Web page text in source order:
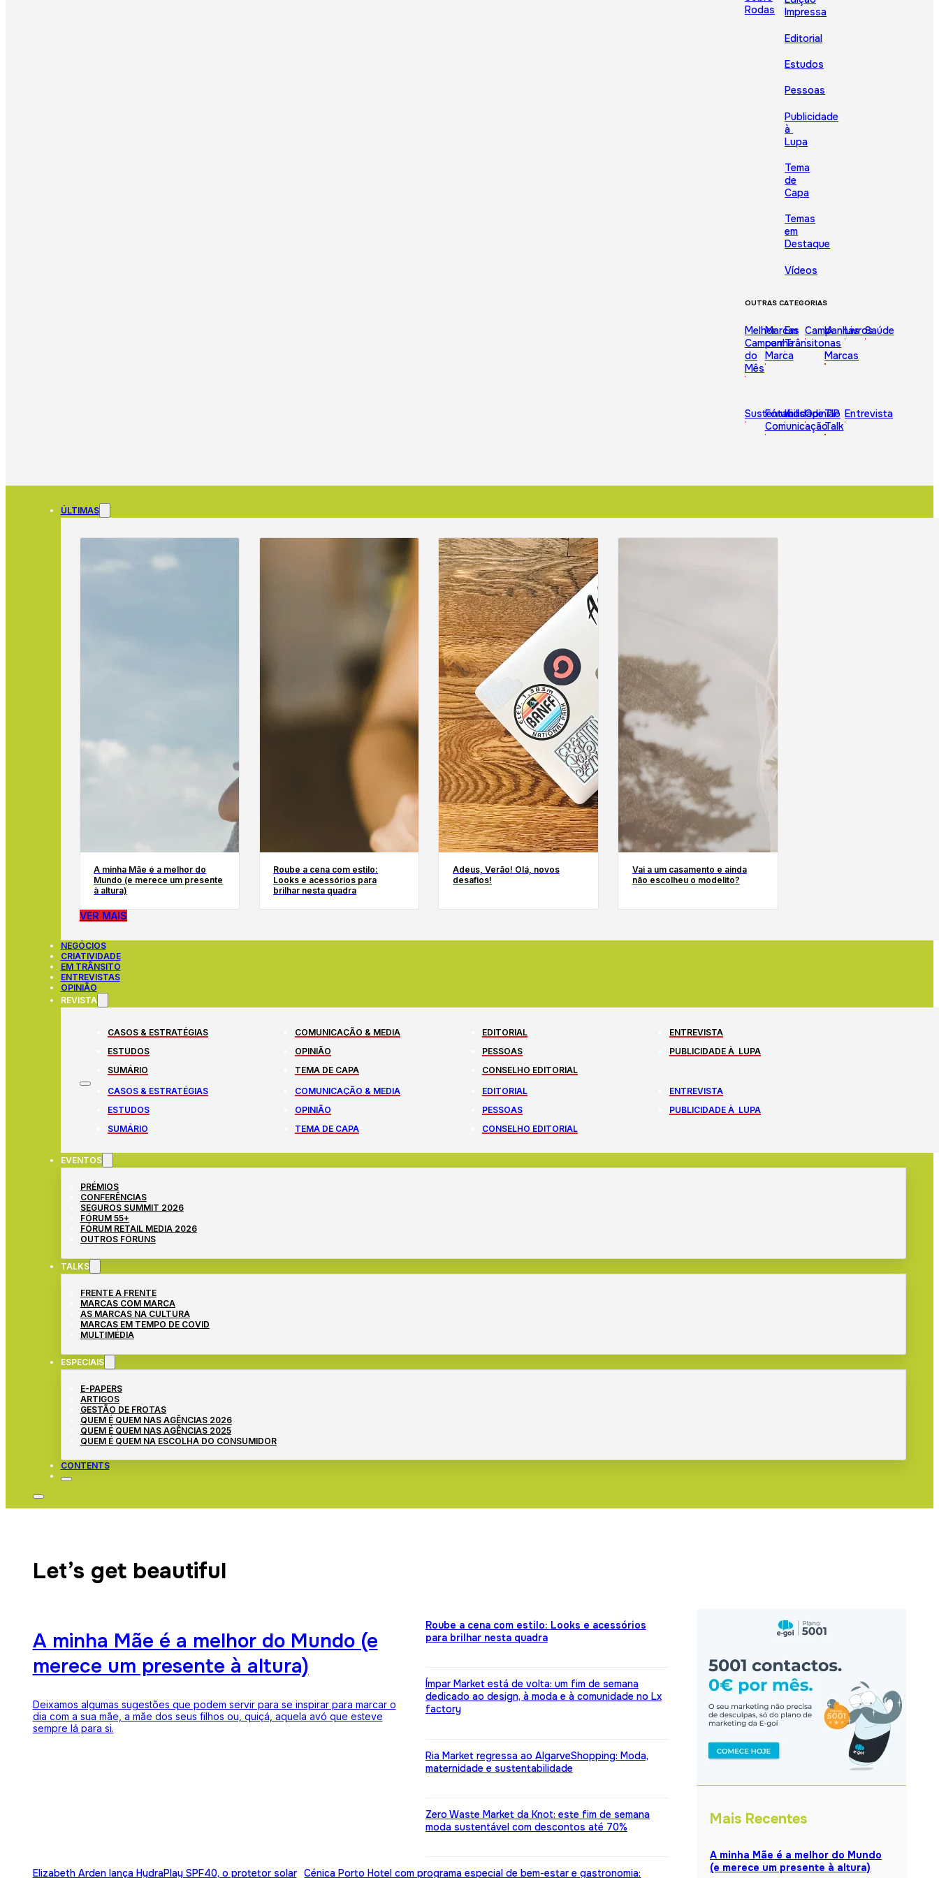
Rodas
Impressa
Editorial
Estudos
Pessoas
Publicidade
à
Lupa
Tema
de
Capa
Temas
em
Destaque
Vídeos
OUTRAS CATEGORIAS
Melhor
Campanha
do
Mês
Marcas
com
Marca
Em
Trânsito
Campanhas
IA
nas
Marcas
LivrosSaúde
Sustentabilidade
Fórum
Comunicação
KidsOpinião
TIP
Talk
Entrevista
ÚLTIMAS
A minha Mãe é a melhor do
Mundo (e merece um presente
à altura)
Roube a cena com estilo:
Looks e acessórios para
brilhar nesta quadra
Adeus, Verão! Olá, novos
desafios!
Vai a um casamento e ainda
não escolheu o modelito?
VER MAIS
NEGÓCIOS
CRIATIVIDADE
EM TRÂNSITO
ENTREVISTAS
OPINIÃO
REVISTA
CASOS & ESTRATÉGIAS COMUNICAÇÃO & MEDIA EDITORIAL
ENTREVISTA
ESTUDOS
OPINIÃO PESSOAS
PUBLICIDADE À LUPA
SUMÁRIO
TEMA DE CAPA
CONSELHO EDITORIAL
CASOS & ESTRATÉGIAS
COMUNICAÇÃO & MEDIA EDITORIAL
ENTREVISTA
ESTUDOS
OPINIÃO PESSOAS
PUBLICIDADE À LUPA
SUMÁRIO
TEMA DE CAPA CONSELHO EDITORIAL
EVENTOS
PRÉMIOS
CONFERÊNCIAS
SEGUROS SUMMIT 2026
FÓRUM 55+
FÓRUM RETAIL MEDIA 2026
OUTROS FÓRUNS
TALKS
FRENTE A FRENTE
MARCAS COM MARCA
AS MARCAS NA CULTURA
MARCAS EM TEMPO DE COVID
MULTIMÉDIA
ESPECIAIS
E-PAPERS
ARTIGOS
GESTÃO DE FROTAS
QUEM É QUEM NAS AGÊNCIAS 2026
QUEM É QUEM NAS AGÊNCIAS 2025
QUEM É QUEM NA ESCOLHA DO CONSUMIDOR
CONTENTS
Let’s get beautiful
A minha Mãe é a melhor do Mundo (e
merece um presente à altura)
Deixamos algumas sugestões que podem servir para se inspirar para marcar o
dia com a sua mãe, a mãe dos seus filhos ou, quiçá, aquela avó que esteve
sempre lá para si.
Roube a cena com estilo: Looks e acessórios
para brilhar nesta quadra
Ímpar Market está de volta: um fim de semana
dedicado ao design, à moda e à comunidade no Lx
factory
Ria Market regressa ao AlgarveShopping: Moda,
maternidade e sustentabilidade
Zero Waste Market da Knot: este fim de semana
moda sustentável com descontos até 70%
Elizabeth Arden lança HydraPlay SPF40, o protetor solar Cénica Porto Hotel com programa especial de bem-estar e gastronomia:
Mais Recentes
A minha Mãe é a melhor do Mundo
(e merece um presente à altura)